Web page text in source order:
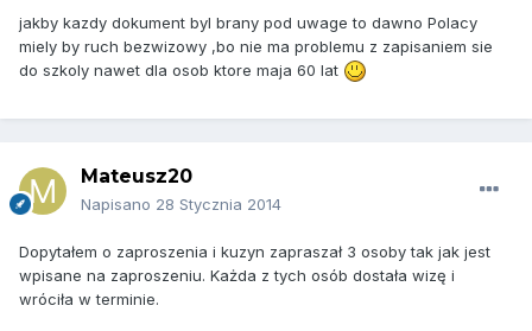
jakby kazdy dokument byl brany pod uwage to dawno Polacy
miely by ruch bezwizowy ,bo nie ma problemu z zapisaniem sie
do szkoly nawet dla osob ktore maja 60 lat
Mateusz20
Napisano 28 Stycznia 2014
Dopytałem o zaproszenia i kuzyn zapraszał 3 osoby tak jak jest
wpisane na zaproszeniu. Każda z tych osób dostała wizę i
wróciła w terminie.